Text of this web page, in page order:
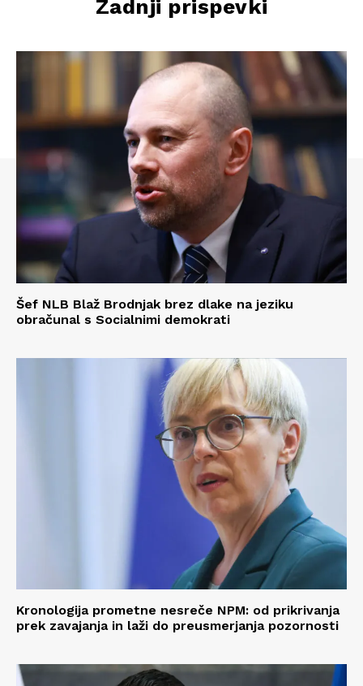
Zadnji prispevki
Šef NLB Blaž Brodnjak brez dlake na jeziku
obračunal s Socialnimi demokrati
Kronologija prometne nesreče NPM: od prikrivanja
prek zavajanja in laži do preusmerjanja pozornosti